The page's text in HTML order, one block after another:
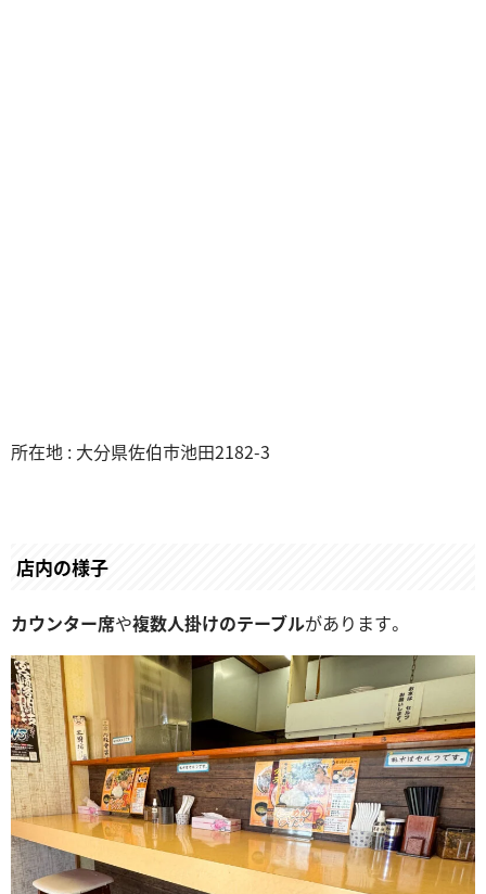
所在地 : 大分県佐伯市池田2182-3
店内の様子
カウンター席や複数人掛けのテーブルがあります。